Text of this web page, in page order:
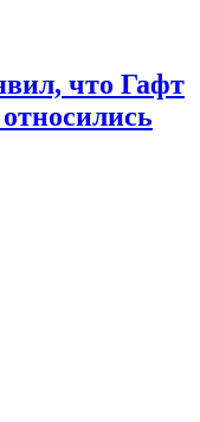
что Гафт